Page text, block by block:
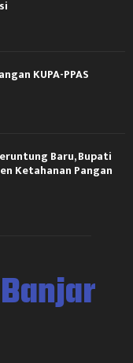
KUPA-PPAS
Baru, Bupati
Ketahanan Pangan